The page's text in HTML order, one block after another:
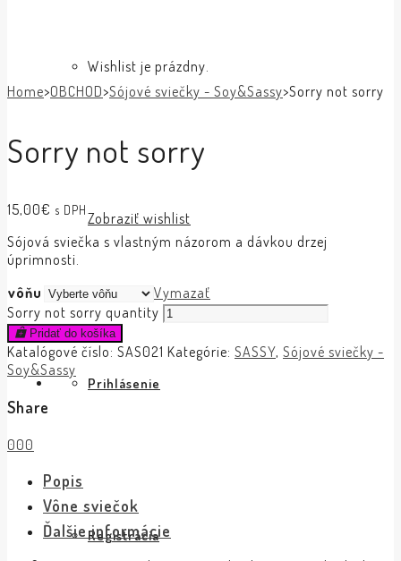
Wishlist je prázdny.
Zobraziť wishlist
Prihlásenie
Registrácia
Home>OBCHOD>Sójové sviečky - Soy&Sassy>Sorry not sorry
Sorry not sorry
15,00€ s DPH
Sójová sviečka s vlastným názorom a dávkou drzej
úprimnosti.
vôňu
Vymazať
Sorry not sorry quantity
Pridať do košíka
Katalógové číslo: SAS021 Kategórie: SASSY, Sójové sviečky -
Soy&Sassy
Share
000
Popis
Vône sviečok
Ďalšie informácie